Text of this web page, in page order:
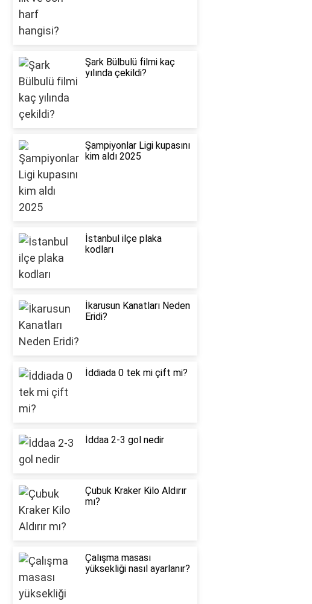
Şark Bülbulü filmi kaç
yılında çekildi?
Şampiyonlar Ligi kupasını
kim aldı 2025
İstanbul ilçe plaka
kodları
İkarusun Kanatları Neden
Eridi?
İddiada 0 tek mi çift mi?
İddaa 2-3 gol nedir
Çubuk Kraker Kilo Aldırır
mı?
Çalışma masası
yüksekliği nasıl ayarlanır?